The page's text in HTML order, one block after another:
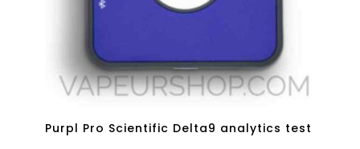
Purpl Pro Scientific Delta9 analytics test